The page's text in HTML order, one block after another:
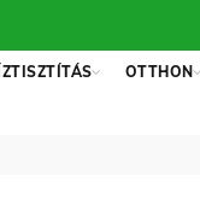
OTTHON